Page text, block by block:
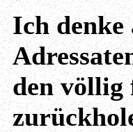
Ich denke
den völlig